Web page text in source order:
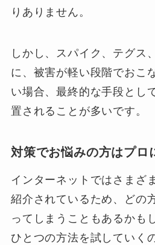
りありません。
しかし、スパイク、テグス
に、被害が軽い段階でおこ
い場合、最終的な手段とし
置されることが多いです。
対策でお悩みの方はプロ
インターネットではさまざ
紹介されているため、どの
ってしまうこともあるかも
ひとつの方法を試していく